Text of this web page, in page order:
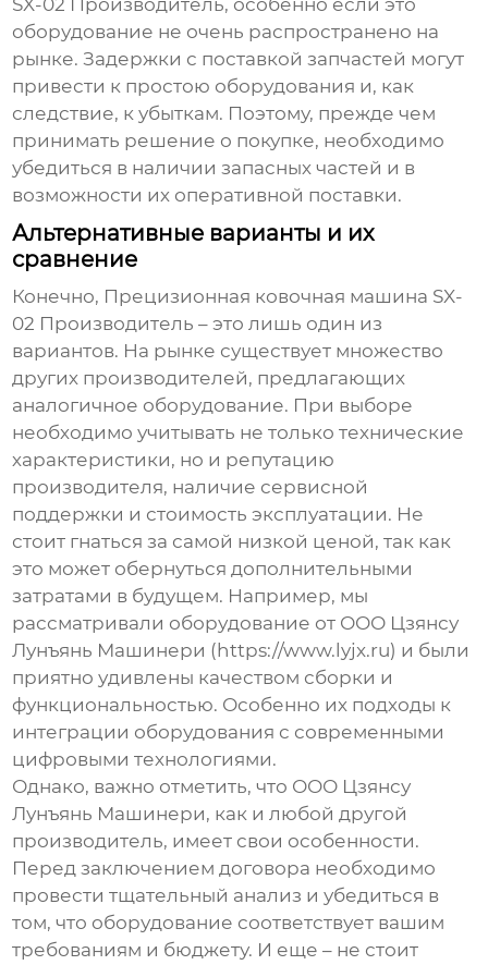
SX-02 Производитель, особенно если это
оборудование не очень распространено на
рынке. Задержки с поставкой запчастей могут
привести к простою оборудования и, как
следствие, к убыткам. Поэтому, прежде чем
принимать решение о покупке, необходимо
убедиться в наличии запасных частей и в
возможности их оперативной поставки.
Альтернативные варианты и их
сравнение
Конечно, Прецизионная ковочная машина SX-
02 Производитель – это лишь один из
вариантов. На рынке существует множество
других производителей, предлагающих
аналогичное оборудование. При выборе
необходимо учитывать не только технические
характеристики, но и репутацию
производителя, наличие сервисной
поддержки и стоимость эксплуатации. Не
стоит гнаться за самой низкой ценой, так как
это может обернуться дополнительными
затратами в будущем. Например, мы
рассматривали оборудование от ООО Цзянсу
Лунъянь Машинери (https://www.lyjx.ru) и были
приятно удивлены качеством сборки и
функциональностью. Особенно их подходы к
интеграции оборудования с современными
цифровыми технологиями.
Однако, важно отметить, что ООО Цзянсу
Лунъянь Машинери, как и любой другой
производитель, имеет свои особенности.
Перед заключением договора необходимо
провести тщательный анализ и убедиться в
том, что оборудование соответствует вашим
требованиям и бюджету. И еще – не стоит